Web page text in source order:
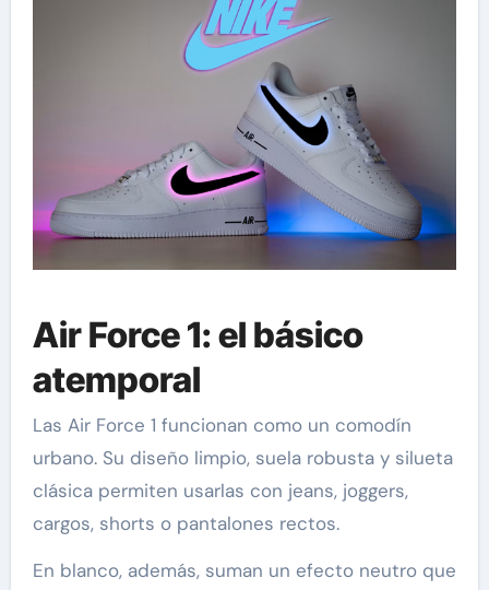
Air Force 1: el básico
atemporal
Las Air Force 1 funcionan como un comodín
urbano. Su diseño limpio, suela robusta y silueta
clásica permiten usarlas con jeans, joggers,
cargos, shorts o pantalones rectos.
En blanco, además, suman un efecto neutro que